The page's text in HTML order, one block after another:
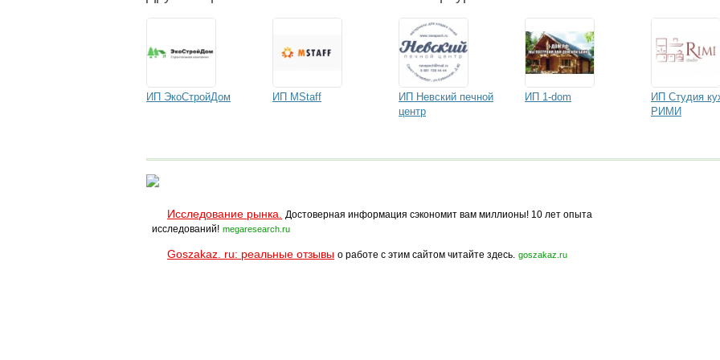
ИП ЭкоСтройДом ИП MStaff
ИП Невский печной
центр
ИП 1-dom
ИП Cтудия
РИМИ
Исследование рынка.
Достоверная информация сэкономит вам миллионы! 10 лет опыта
исследований! megaresearch.ru
Goszakaz. ru: реальные отзывы о работе с этим сайтом читайте здесь. goszakaz.ru